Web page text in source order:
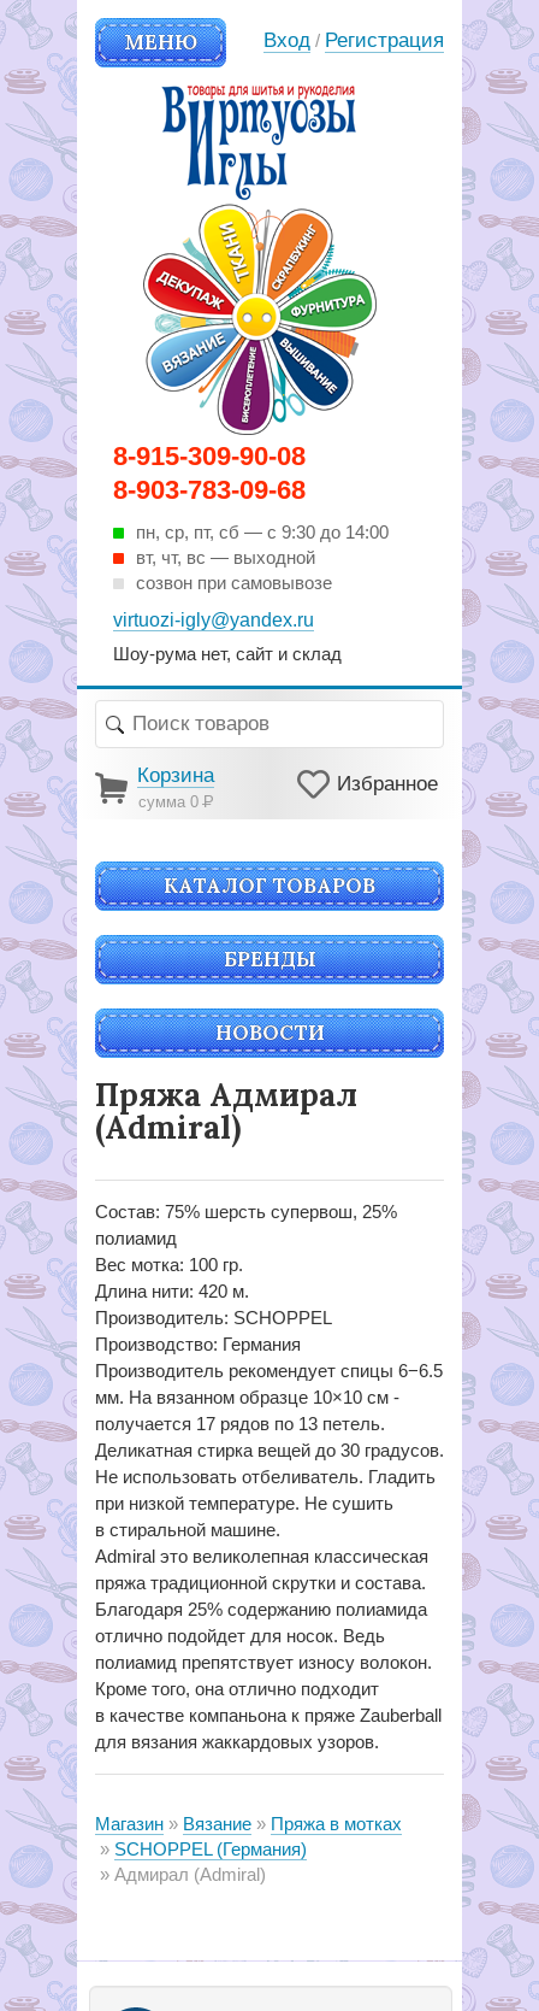
8-915-309-90-08
8-903-783-09-68
пн, ср, пт, cб — с 9:30 до 14:00
вт, чт, вс — выходной
созвон при самовывозе
virtuozi-igly@yandex.ru
Шоу-рума нет, сайт и склад
МЕНЮ
Вирутозы иглы. Товары для
шитья и рукоделья
Вход / Регистрация
Корзина
сумма 0Р
Избранное
КАТАЛОГ ТОВАРОВ
БРЕНДЫ
НОВОСТИ
Пряжа Адмирал
(Admiral)
Состав: 75% шерсть супервош, 25%
полиамид
Вес мотка: 100 гр.
Длина нити: 420 м.
Производитель: SCHOPPEL
Производство: Германия
Производитель рекомендует спицы 6−6.5
мм. На вязанном образце 10×10 см -
получается 17 рядов по 13 петель.
Деликатная стирка вещей до 30 градусов.
Не использовать отбеливатель. Гладить
при низкой температуре. Не сушить
в стиральной машине.
Admiral это великолепная классическая
пряжа традиционной скрутки и состава.
Благодаря 25% содержанию полиамида
отлично подойдет для носок. Ведь
полиамид препятствует износу волокон.
Кроме того, она отлично подходит
в качестве компаньона к пряже Zauberball
для вязания жаккардовых узоров.
Магазин Вязание
Пряжа в мотках
SCHOPPEL (Германия)
Адмирал (Admiral)